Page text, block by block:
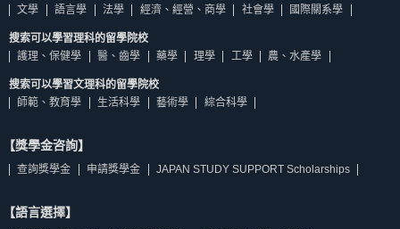
文學
語言學 法學 經濟、經營、商學 社會學 國際關系學
搜索可以學習理科的留學院校
護理、保健學
醫、齒學 藥學 理學 工學 農、水產學
搜索可以學習文理科的留學院校
師範、教育學
生活科學 藝術學 綜合科學
【獎學金咨詢】
查詢獎學金 申請獎學金 JAPAN STUDY SUPPORT Scholarships
【語言選擇】